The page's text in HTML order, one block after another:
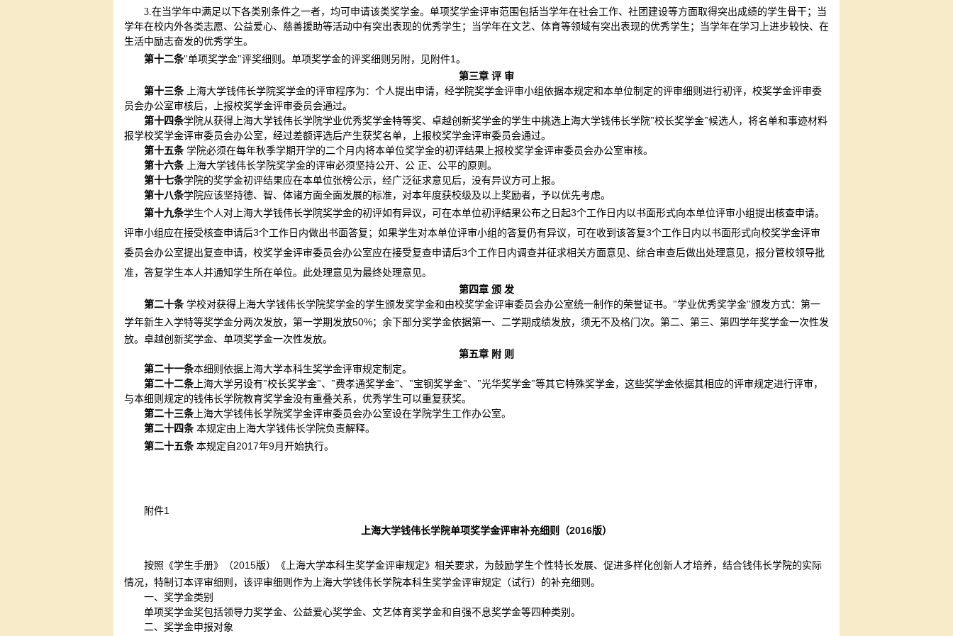
3.在当学年中满足以下各类别条件之一者，均可申请该类奖学金。单项奖学金评审范围包括当学年在社会工作、社团建设等方面取得突出成绩的学生骨干；当
学年在校内外各类志愿、公益爱心、慈善援助等活动中有突出表现的优秀学生；当学年在文艺、体育等领域有突出表现的优秀学生；当学年在学习上进步较快、在
生活中励志奋发的优秀学生。
第十二条"单项奖学金"评奖细则。单项奖学金的评奖细则另附，见附件1。
第三章 评 审
第十三条 上海大学钱伟长学院奖学金的评审程序为：个人提出申请，经学院奖学金评审小组依据本规定和本单位制定的评审细则进行初评，校奖学金评审委
员会办公室审核后，上报校奖学金评审委员会通过。
第十四条学院从获得上海大学钱伟长学院学业优秀奖学金特等奖、卓越创新奖学金的学生中挑选上海大学钱伟长学院"校长奖学金"候选人，将名单和事迹材料
报学校奖学金评审委员会办公室，经过差额评选后产生获奖名单，上报校奖学金评审委员会通过。
第十五条学院必须在每年秋季学期开学的二个月内将本单位奖学金的初评结果上报校奖学金评审委员会办公室审核。
第十六条
上海大学钱伟长学院奖学金的评审必须坚持公开、公 正、公平的原则。
第十七条学院的奖学金初评结果应在本单位张榜公示，经广泛征求意见后，没有异议方可上报。
第十八条学院应该坚持德、智、体诸方面全面发展的标准，对本年度获校级及以上奖励者，予以优先考虑。
第十九条学生个人对上海大学钱伟长学院奖学金的初评如有异议，可在本单位初评结果公布之日起3个工作日内以书面形式向本单位评审小组提出核查申请。
评审小组应在接受核查申请后3个工作日内做出书面答复；如果学生对本单位评审小组的答复仍有异议，可在收到该答复3个工作日内以书面形式向校奖学金评审
委员会办公室提出复查申请，校奖学金评审委员会办公室应在接受复查申请后3个工作日内调查并征求相关方面意见、综合审查后做出处理意见，报分管校领导批
准，答复学生本人并通知学生所在单位。此处理意见为最终处理意见。
第四章 颁 发
第二十条 学校对获得上海大学钱伟长学院奖学金的学生颁发奖学金和由校奖学金评审委员会办公室统一制作的荣誉证书。"学业优秀奖学金"颁发方式：第一
学年新生入学特等奖学金分两次发放，第一学期发放50%；余下部分奖学金依据第一、二学期成绩发放，须无不及格门次。第二、第三、第四学年奖学金一次性发
放。卓越创新奖学金、单项奖学金一次性发放。
第五章 附 则
第二十一条本细则依据上海大学本科生奖学金评审规定制定。
第二十二条 上海大学另设有"校长奖学金"、"费孝通奖学金"、"宝钢奖学金"、"光华奖学金"等其它特殊奖学金，这些奖学金依据其相应的评审规定进行评审，
与本细则规定的钱伟长学院教育奖学金没有重叠关系，优秀学生可以重复获奖。
第二十三条 上海大学钱伟长学院奖学金评审委员会办公室设在学院学生工作办公室。
第二十四条本规定由上海大学钱伟长学院负责解释。
第二十五条 本规定自2017年9月开始执行。
附件1
上海大学钱伟长学院单项奖学金评审补充细则（2016版）
按照《学生手册》（2015版）《上海大学本科生奖学金评审规定》相关要求，为鼓励学生个性特长发展、促进多样化创新人才培养，结合钱伟长学院的实际
情况，特制订本评审细则，该评审细则作为上海大学钱伟长学院本科生奖学金评审规定（试行）的补充细则。
一、奖学金类别
单项奖学金奖包括领导力奖学金、公益爱心奖学金、文艺体育奖学金和自强不息奖学金等四种类别。
二、奖学金申报对象